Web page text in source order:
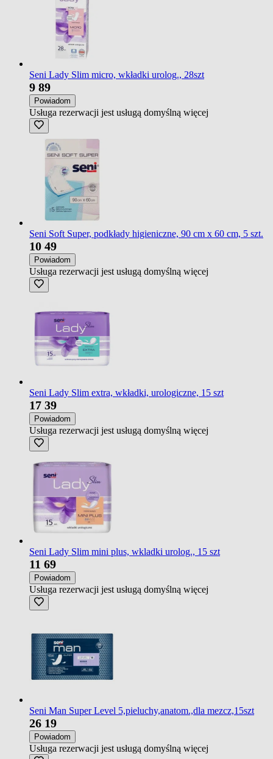
Seni Lady Slim micro, wkładki urolog., 28szt
9 89
Powiadom
Usługa rezerwacji jest usługą domyślną więcej
Seni Soft Super, podkłady higieniczne, 90 cm x 60 cm, 5 szt.
10 49
Powiadom
Usługa rezerwacji jest usługą domyślną więcej
Seni Lady Slim extra, wkładki, urologiczne, 15 szt
17 39
Powiadom
Usługa rezerwacji jest usługą domyślną więcej
Seni Lady Slim mini plus, wkladki urolog., 15 szt
11 69
Powiadom
Usługa rezerwacji jest usługą domyślną więcej
Seni Man Super Level 5,pieluchy,anatom.,dla mezcz,15szt
26 19
Powiadom
Usługa rezerwacji jest usługą domyślną więcej